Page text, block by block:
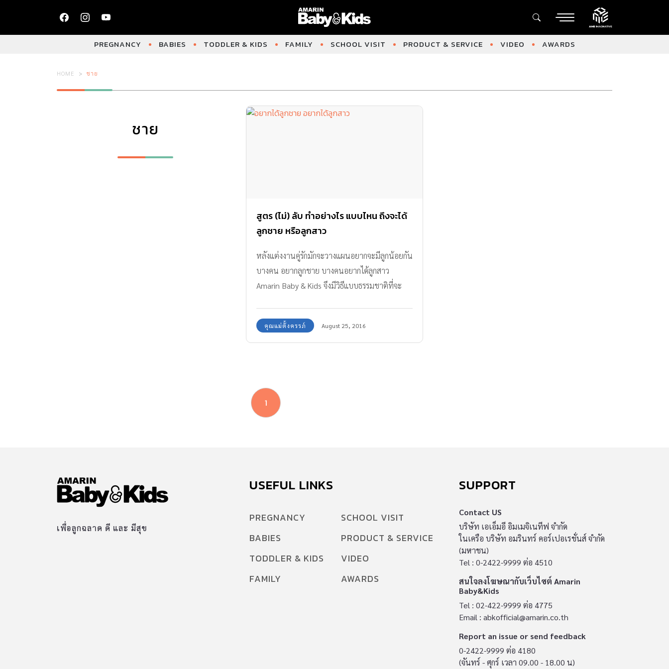
PREGNANCY BABIES TODDLER & KIDS FAMILY SCHOOL VISIT PRODUCT & SERVICE VIDEO AWARDS
HOME ชาย
ชาย
สูตร (ไม่) ลับ ทำอย่างไร แบบไหน ถึงจะได้
ลูกชาย หรือลูกสาว
หลังแต่งงานคู่รักมักจะวางแผนอยากจะมีลูกน้อยกัน
บางคน อยากลูกชาย บางคนอยากได้ลูกสาว
Amarin Baby & Kids จึงมีวิธีแบบธรรมชาติที่จะ
คุณแม่ตั้งครรภ์ August 25, 2016
1
เพื่อลูกฉลาด ดี และ มีสุข
USEFUL LINKS
PREGNANCY
BABIES
TODDLER & KIDS
FAMILY
SCHOOL VISIT
PRODUCT & SERVICE
VIDEO
AWARDS
SUPPORT
Contact US
บริษัท เอเอ็มอี อิมเมจิเนทีฟ จำกัด
ในเครือ บริษัท อมรินทร์ คอร์เปอเรชั่นส์ จำกัด
(มหาชน)
Tel : 0-2422-9999 ต่อ 4510
สนใจลงโฆษณากับเว็บไซต์ Amarin
Baby&Kids
Tel : 02-422-9999 ต่อ 4775
Email : abkofficial@amarin.co.th
Report an issue or send feedback
0-2422-9999 ต่อ 4180
(จันทร์ - ศุกร์ เวลา 09.00 - 18.00 น)